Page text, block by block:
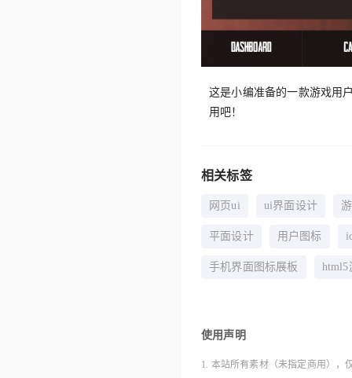
这是小编准备的一款游戏用
用吧！
相关标签
网页ui ui界面设计
平面设计 用户图标
手机界面图标展板 html5
使用声明
1. 本站所有素材（未指定商用），